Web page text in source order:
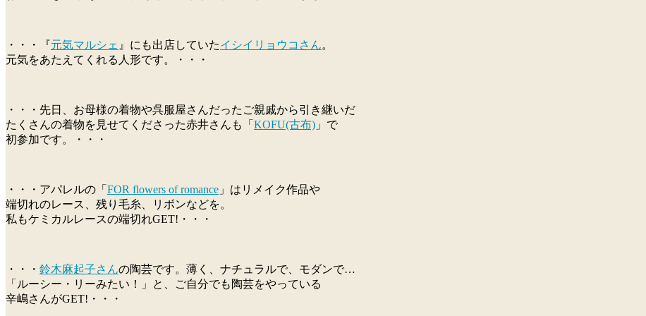
・・・『元気マルシェ 』にも出店していたイシイリョウコさん。
元気をあたえてくれる人形です。・・・
・・・先日、お母様の着物や呉服屋さんだったご親戚から引き継いだ
たくさんの着物を見せてくださった赤井さんも「 KOFU(古布) 」で
初参加です。・・・
・・・アパレルの「 FOR flowers of romance 」はリメイク作品や
端切れのレース、残り毛糸、リボンなどを。
私もケミカルレースの端切れGET!・・・
・・・ 鈴木麻起子さんの陶芸です。薄く、ナチュラルで、モダンで…
「ルーシー・リーみたい！」と、ご自分でも陶芸をやっている
辛嶋さんがGET!・・・